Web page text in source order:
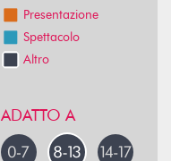
Presentazione
Spettacolo
Altro
ADATTO A